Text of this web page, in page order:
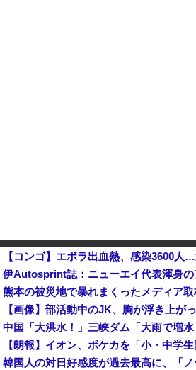
【コンゴ】エボラ出血熱、感染3600人
【画像】部活動中のJK、胸が浮き